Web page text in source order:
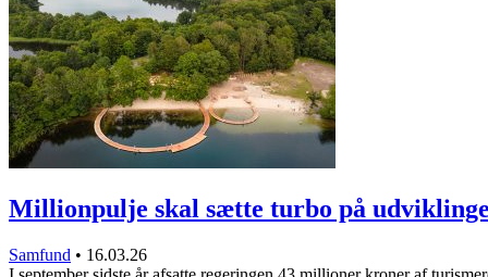
Millionpulje skal sætte turbo på
Samfund • 16.03.26